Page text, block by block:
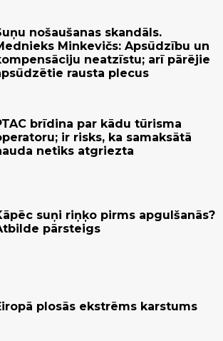
nošaušanas skandāls.
Minkevičs: Apsūdzību un
neatzīstu; arī pārējie
rausta plecus
brīdina par kādu tūrisma
ir risks, ka samaksātā
netiks atgriezta
suņi riņķo pirms apgulšanās?
pārsteigs
plosās ekstrēms karstums